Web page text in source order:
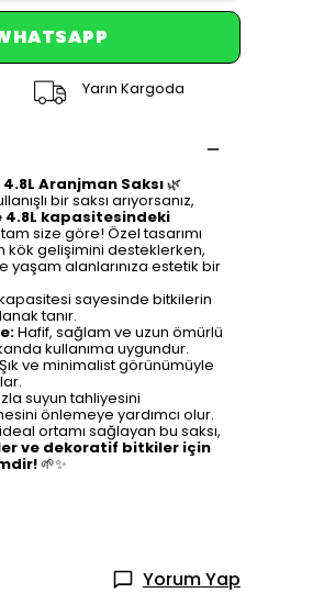
Yarın Kargoda
Aranjman Saksı🌿
bir saksı arıyorsanız,
4.8L kapasitesindeki
tam size göre! Özel tasarımı
kök gelişimini desteklerken,
alanlarınıza estetik bir
sayesinde bitkilerin
tanır.
Hafif, sağlam ve uzun ömürlü
kullanıma uygundur.
Şık ve minimalist görünümüyle
suyun tahliyesini
önlemeye yardımcı olur.
ortamı sağlayan bu saksı,
ve dekoratif bitkiler için
🌱✨
Yorum Yap